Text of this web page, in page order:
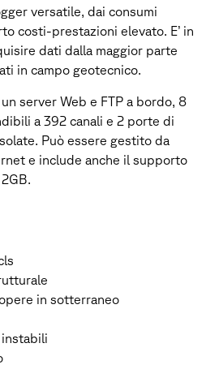
versatile, dai consumi
costi-prestazioni elevato. E’ in
dati dalla maggior parte
in campo geotecnico.
server Web e FTP a bordo, 8
a 392 canali e 2 porte di
Può essere gestito da
e include anche il supporto
in sotterraneo
instabili